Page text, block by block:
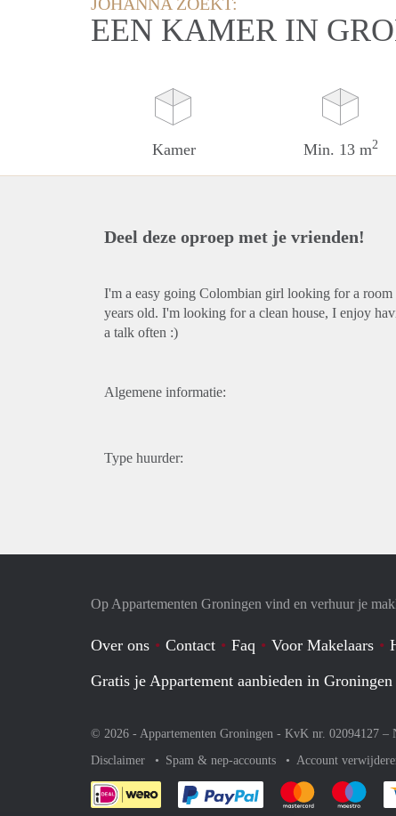
EEN KAMER IN
Kamer Min. 13 m2
Deel deze oproep met je vrienden!
I'm a easy going Colombian girl looking for a
years old. I'm looking for a clean house, I enjoy
a talk often :)
Algemene informatie:
Type huurder:
Op Appartementen Groningen vind en verhuur je
Over ons Contact Faq Voor Makelaars
Gratis je Appartement aanbieden in Groningen
© 2026 - Appartementen Groningen - KvK nr. 02094127 –
Disclaimer
Spam & nep-accounts Account
Je rekent gemakkelijk af
Je rekent Je